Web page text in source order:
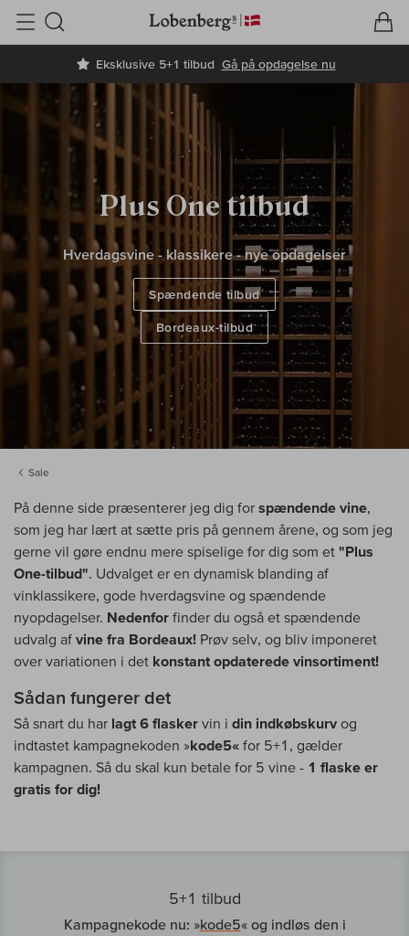
Eksklusive 5+1 tilbud Gå på opdagelse nu
Søg
Plus One tilbud
Hverdagsvine - klassikere - nye opdagelser
Spændende tilbud
Bordeaux-tilbud
Sale
På denne side præsenterer jeg dig for spændende vine,
som jeg har lært at sætte pris på gennem årene, og som jeg
gerne vil gøre endnu mere spiselige for dig som et "Plus
One-tilbud". Udvalget er en dynamisk blanding af
vinklassikere, gode hverdagsvine og spændende
nyopdagelser. Nedenfor finder du også et spændende
udvalg af vine fra Bordeaux! Prøv selv, og bliv imponeret
over variationen i det konstant opdaterede vinsortiment!
Sådan fungerer det
Så snart du har lagt 6 flasker vin i din indkøbskurv og
indtastet kampagnekoden »kode5« for 5+1, gælder
kampagnen. Så du skal kun betale for 5 vine - 1 flaske er
gratis for dig!
5+1 tilbud
Kampagnekode nu: »kode5« og indløs den i